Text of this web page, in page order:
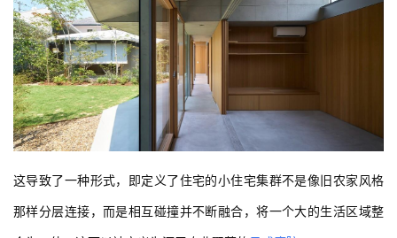
这导致了一种形式，即定义了住宅的小住宅集群不是像旧农家风格
那样分层连接，而是相互碰撞并不断融合，将一个大的生活区域整